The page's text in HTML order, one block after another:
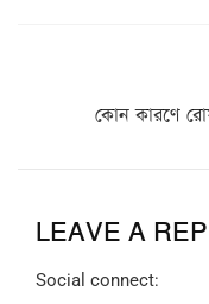
কোন কারণে
LEAVE A
Social connect: